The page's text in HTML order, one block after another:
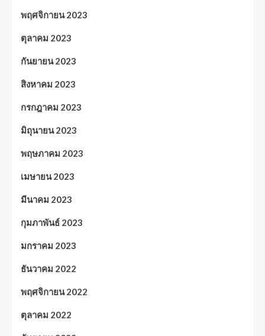
พฤศจิกายน 2023
ตุลาคม 2023
กันยายน 2023
สิงหาคม 2023
กรกฎาคม 2023
มิถุนายน 2023
พฤษภาคม 2023
เมษายน 2023
มีนาคม 2023
กุมภาพันธ์ 2023
มกราคม 2023
ธันวาคม 2022
พฤศจิกายน 2022
ตุลาคม 2022